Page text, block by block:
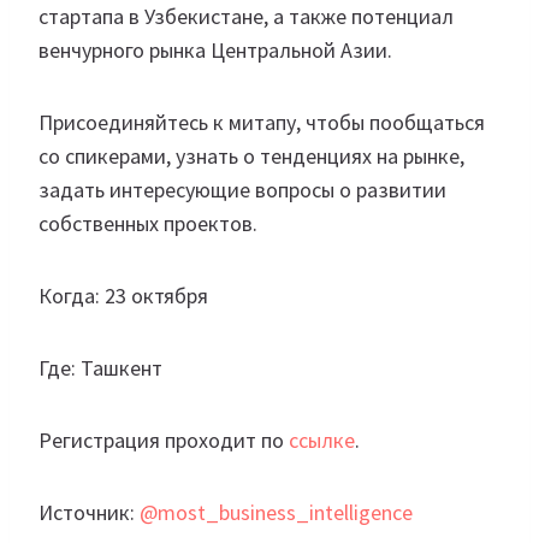
стартапа в Узбекистане, а также потенциал
венчурного рынка Центральной Азии.
Присоединяйтесь к митапу, чтобы пообщаться
со спикерами, узнать о тенденциях на рынке,
задать интересующие вопросы о развитии
собственных проектов.
Когда: 23 октября
Где: Ташкент
Регистрация проходит по ссылке.
Источник: @most_business_intelligence